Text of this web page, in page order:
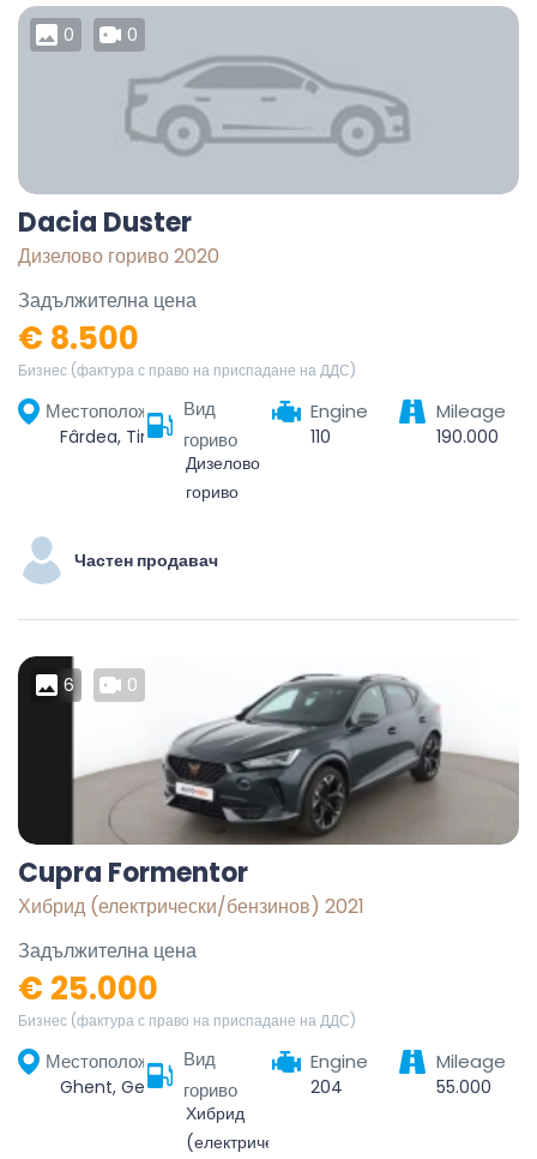
0 0
Dacia Duster
Дизелово гориво 2020
Задължителна цена
€ 8.500
Бизнес (фактура с право на приспадане на ДДС)
Местоположение
Fârdea, Timiș, România
Вид
гориво
Дизелово
гориво
Engine
110
Mileage
190.000
Частен продавач
6 0
Cupra Formentor
Хибрид (електрически/бензинов) 2021
Задължителна цена
€ 25.000
Бизнес (фактура с право на приспадане на ДДС)
Местоположение
Ghent, Gent, East Flanders, Flanders, Belgium
Вид
гориво
Хибрид
(електрически/
Engine
204
Mileage
55.000